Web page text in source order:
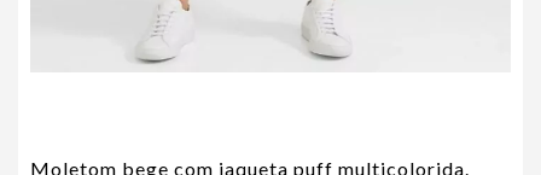
Moletom bege com jaqueta puff multicolorida.